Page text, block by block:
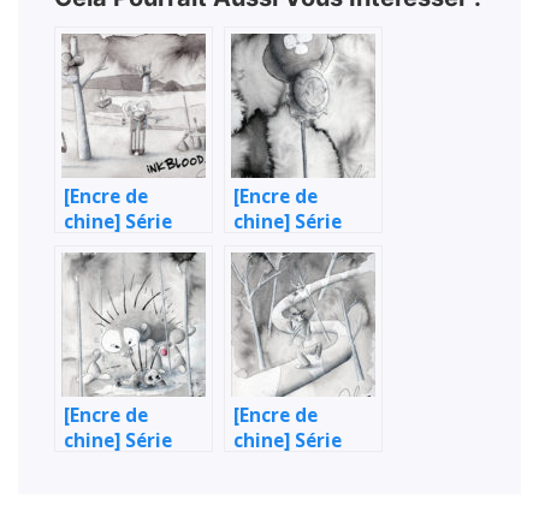
[Encre de
chine] Série
noire : L’amour
impossible
[Encre de
chine] Série
noire : Belle
fleur
[Encre de
chine] Série
[Encre de
chine] Série